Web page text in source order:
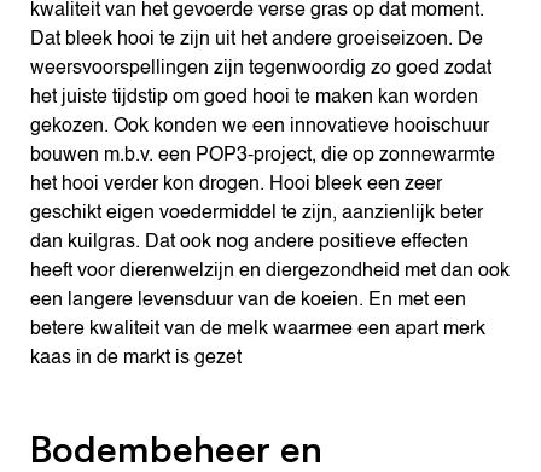
kwaliteit van het gevoerde verse gras op dat moment.
Dat bleek hooi te zijn uit het andere groeiseizoen. De
weersvoorspellingen zijn tegenwoordig zo goed zodat
het juiste tijdstip om goed hooi te maken kan worden
gekozen. Ook konden we een innovatieve hooischuur
bouwen m.b.v. een POP3-project, die op zonnewarmte
het hooi verder kon drogen. Hooi bleek een zeer
geschikt eigen voedermiddel te zijn, aanzienlijk beter
dan kuilgras. Dat ook nog andere positieve effecten
heeft voor dierenwelzijn en diergezondheid met dan ook
een langere levensduur van de koeien. En met een
betere kwaliteit van de melk waarmee een apart merk
kaas in de markt is gezet
Bodembeheer en